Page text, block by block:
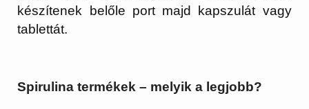
készítenek belőle port majd kapszulát vagy
tablettát.
Spirulina termékek – melyik a legjobb?